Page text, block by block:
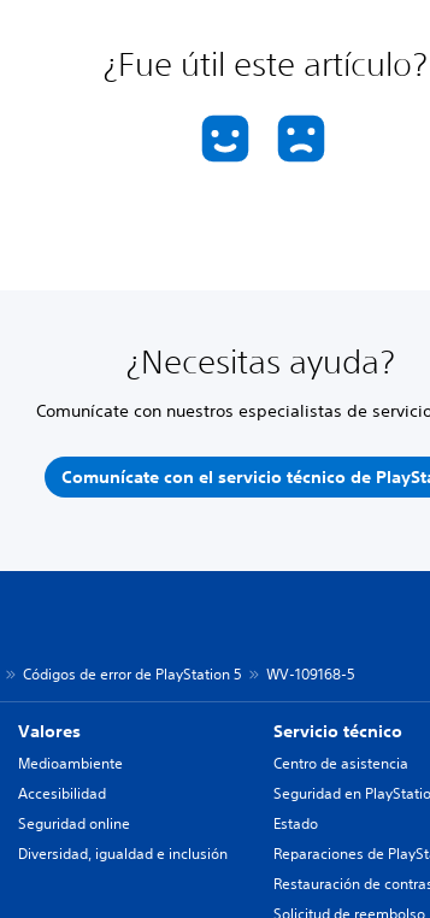
¿Fue útil este artículo?
¿Necesitas ayuda?
Comunícate con nuestros especialistas de
Comunícate con el servicio técnico de
Códigos de error de PlayStation 5 WV-109168-5
Valores
Medioambiente
Accesibilidad
Seguridad online
Diversidad, igualdad e inclusión
Servicio técnico
Centro de asistencia
Seguridad en
Estado
Reparaciones de
Restauración de
Solicitud de reembolso